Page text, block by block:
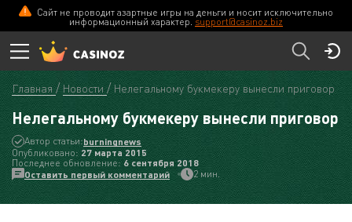
Сайт не проводит азартные игры на деньги и носит исключительно
информационный характер. support@casinoz.biz
Главная Новости Нелегальному букмекеру вынесли приговор
Нелегальному букмекеру вынесли приговор
Автор статьи:burningnews
Опубликовано:27 мартa 2015
Последнее обновление:6 сентября 2018
Оставить первый комментарий
2 мин.